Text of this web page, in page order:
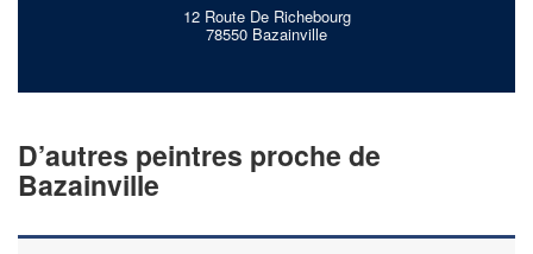
12 Route De Richebourg
78550 Bazainville
D’autres peintres proche de
Bazainville